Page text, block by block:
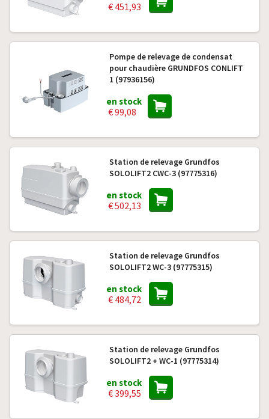
€ 451,93
Pompe de relevage de condensat
pour chaudière GRUNDFOS CONLIFT
1 (97936156)
en stock
€ 99,08
Station de relevage Grundfos
SOLOLIFT2 CWC-3 (97775316)
en stock
€ 502,13
Station de relevage Grundfos
SOLOLIFT2 WC-3 (97775315)
en stock
€ 484,72
Station de relevage Grundfos
SOLOLIFT2 + WC-1 (97775314)
en stock
€ 399,55